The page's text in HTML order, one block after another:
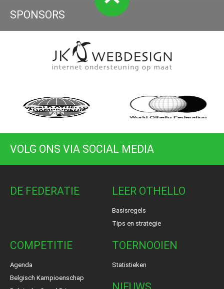
SPONSORS
VOLG ONS VIA SOCIAL MEDIA
DE FEDERATIE LEER OTHELLO
Basisregels
Tips en strategie
COMPETITIE
Agenda
Belgisch Kampioenschap
TOERNOOIEN
Statistieken